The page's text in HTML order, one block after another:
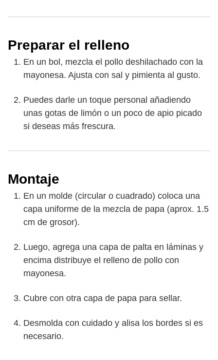
Preparar el relleno
En un bol, mezcla el pollo deshilachado con la
mayonesa. Ajusta con sal y pimienta al gusto.
Puedes darle un toque personal añadiendo
unas gotas de limón o un poco de apio picado
si deseas más frescura.
Montaje
En un molde (circular o cuadrado) coloca una
capa uniforme de la mezcla de papa (aprox. 1.5
cm de grosor).
Luego, agrega una capa de palta en láminas y
encima distribuye el relleno de pollo con
mayonesa.
Cubre con otra capa de papa para sellar.
Desmolda con cuidado y alisa los bordes si es
necesario.